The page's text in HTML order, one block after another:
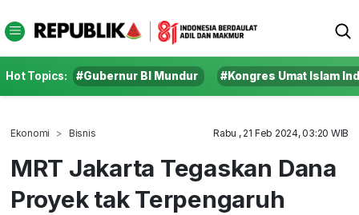
Hot Topics: #Gubernur BI Mundur #Kongres Umat Islam
Ekonomi Bisnis Rabu , 21 Feb 2024, 03:20 WIB
MRT Jakarta Tegaskan Dana
Proyek tak Terpengaruh